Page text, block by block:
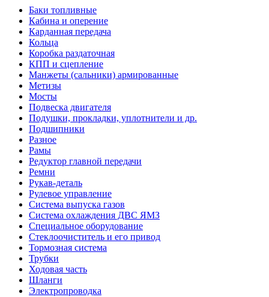
Баки топливные
Кабина и оперение
Карданная передача
Кольца
Коробка раздаточная
КПП и сцепление
Манжеты (сальники) армированные
Метизы
Мосты
Подвеска двигателя
Подушки, прокладки, уплотнители и др.
Подшипники
Разное
Рамы
Редуктор главной передачи
Ремни
Рукав-деталь
Рулевое управление
Система выпуска газов
Система охлаждения ДВС ЯМЗ
Специальное оборудование
Стеклоочиститель и его привод
Тормозная система
Трубки
Ходовая часть
Шланги
Электропроводка